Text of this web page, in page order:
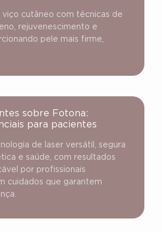
viço cutâneo com técnicas de
rejuvenescimento e
pele mais firme,
sobre Fotona:
para pacientes
de laser versátil, segura
e saúde, com resultados
por profissionais
cuidados que garantem